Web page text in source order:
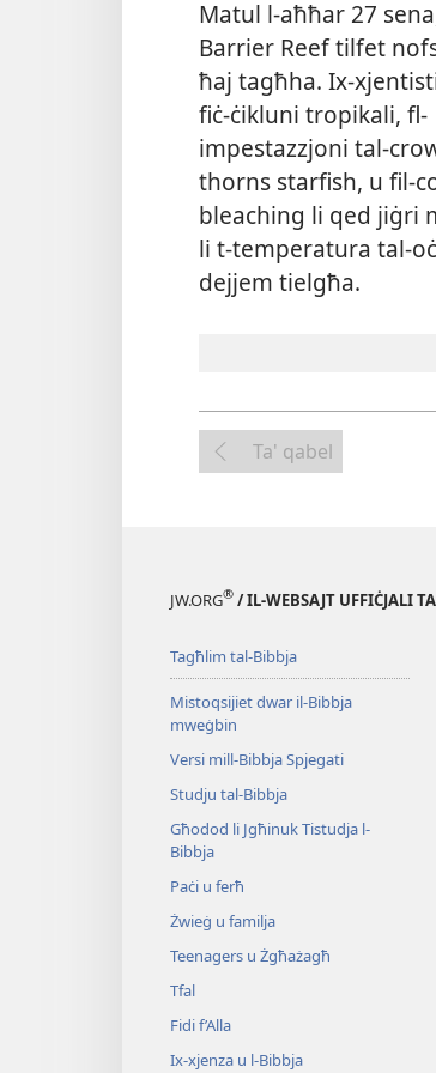
Matul l-​aħħar 27
Barrier Reef tilfet
ħaj tagħha. Ix-​
fiċ-​ċikluni tropikali, fl-​
impestazzjoni tal-​
thorns starfish, u fil-​
bleaching li qed jiġri
li t-​temperatura tal-​
dejjem tielgħa.
Ta' qabel
JW.ORG® / IL-WEBSAJT UFFIĊJALI
Tagħlim tal-Bibbja
Mistoqsijiet dwar il-Bibbja
mweġbin
Versi mill-Bibbja Spjegati
Studju tal-Bibbja
Għodod li Jgħinuk Tistudja l-
Bibbja
Paċi u ferħ
Żwieġ u familja
Teenagers u Żgħażagħ
Tfal
Fidi f’Alla
Ix-​xjenza u l-​Bibbja